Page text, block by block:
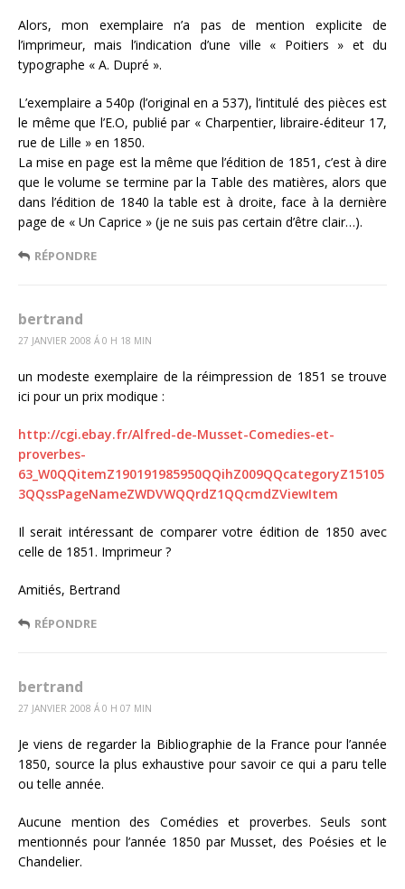
Alors, mon exemplaire n’a pas de mention explicite de
l’imprimeur, mais l’indication d’une ville « Poitiers » et du
typographe « A. Dupré ».
L’exemplaire a 540p (l’original en a 537), l’intitulé des pièces est
le même que l’E.O, publié par « Charpentier, libraire-éditeur 17,
rue de Lille » en 1850.
La mise en page est la même que l’édition de 1851, c’est à dire
que le volume se termine par la Table des matières, alors que
dans l’édition de 1840 la table est à droite, face à la dernière
page de « Un Caprice » (je ne suis pas certain d’être clair…).
RÉPONDRE
bertrand
27 JANVIER 2008 Á 0 H 18 MIN
un modeste exemplaire de la réimpression de 1851 se trouve
ici pour un prix modique :
http://cgi.ebay.fr/Alfred-de-Musset-Comedies-et-
proverbes-
63_W0QQitemZ190191985950QQihZ009QQcategoryZ15105
3QQssPageNameZWDVWQQrdZ1QQcmdZViewItem
Il serait intéressant de comparer votre édition de 1850 avec
celle de 1851. Imprimeur ?
Amitiés, Bertrand
RÉPONDRE
bertrand
27 JANVIER 2008 Á 0 H 07 MIN
Je viens de regarder la Bibliographie de la France pour l’année
1850, source la plus exhaustive pour savoir ce qui a paru telle
ou telle année.
Aucune mention des Comédies et proverbes. Seuls sont
mentionnés pour l’année 1850 par Musset, des Poésies et le
Chandelier.